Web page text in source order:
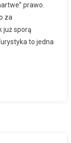
prawo.
za
już sporą
to jedna